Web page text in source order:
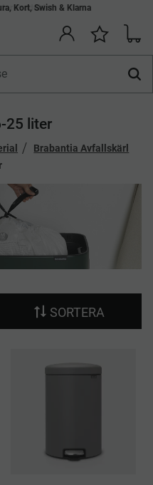
Produkter
Kort, Swish & Klarna
25 liter
Brabantia Avfallskärl
SORTERA